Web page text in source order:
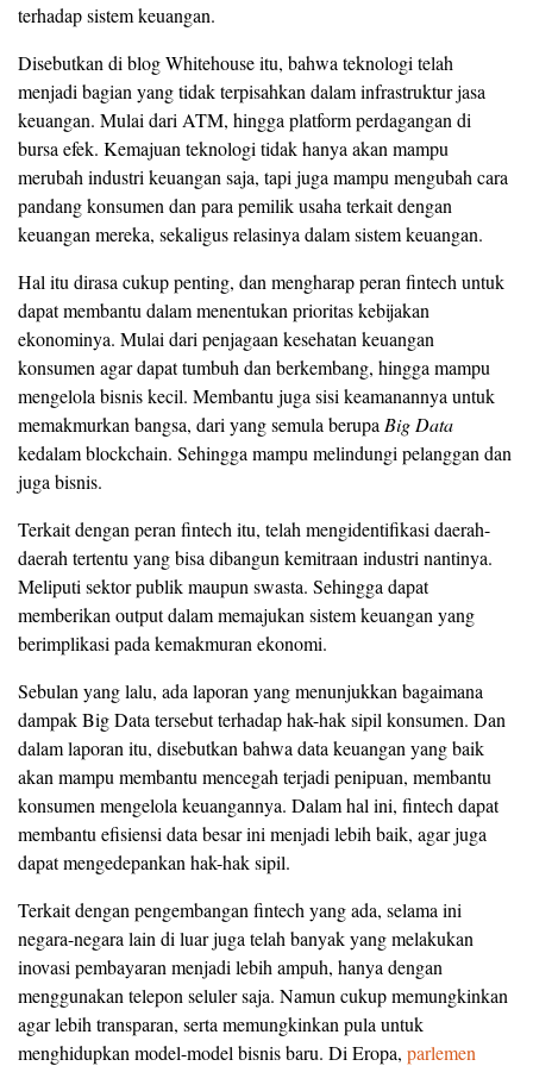
terhadap sistem keuangan.
Disebutkan di blog Whitehouse itu, bahwa teknologi telah
menjadi bagian yang tidak terpisahkan dalam infrastruktur jasa
keuangan. Mulai dari ATM, hingga platform perdagangan di
bursa efek. Kemajuan teknologi tidak hanya akan mampu
merubah industri keuangan saja, tapi juga mampu mengubah cara
pandang konsumen dan para pemilik usaha terkait dengan
keuangan mereka, sekaligus relasinya dalam sistem keuangan.
Hal itu dirasa cukup penting, dan mengharap peran fintech untuk
dapat membantu dalam menentukan prioritas kebijakan
ekonominya. Mulai dari penjagaan kesehatan keuangan
konsumen agar dapat tumbuh dan berkembang, hingga mampu
mengelola bisnis kecil. Membantu juga sisi keamanannya untuk
memakmurkan bangsa, dari yang semula berupa Big Data
kedalam blockchain. Sehingga mampu melindungi pelanggan dan
juga bisnis.
Terkait dengan peran fintech itu, telah mengidentifikasi daerah-
daerah tertentu yang bisa dibangun kemitraan industri nantinya.
Meliputi sektor publik maupun swasta. Sehingga dapat
memberikan output dalam memajukan sistem keuangan yang
berimplikasi pada kemakmuran ekonomi.
Sebulan yang lalu, ada laporan yang menunjukkan bagaimana
dampak Big Data tersebut terhadap hak-hak sipil konsumen. Dan
dalam laporan itu, disebutkan bahwa data keuangan yang baik
akan mampu membantu mencegah terjadi penipuan, membantu
konsumen mengelola keuangannya. Dalam hal ini, fintech dapat
membantu efisiensi data besar ini menjadi lebih baik, agar juga
dapat mengedepankan hak-hak sipil.
Terkait dengan pengembangan fintech yang ada, selama ini
negara-negara lain di luar juga telah banyak yang melakukan
inovasi pembayaran menjadi lebih ampuh, hanya dengan
menggunakan telepon seluler saja. Namun cukup memungkinkan
agar lebih transparan, serta memungkinkan pula untuk
menghidupkan model-model bisnis baru. Di Eropa, parlemen